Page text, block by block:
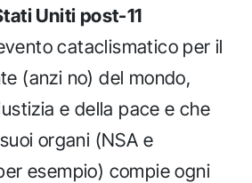
Uniti post-11
cataclismatico per il
(anzi no) del mondo,
e della pace e che
organi (NSA e
esempio) compie ogni